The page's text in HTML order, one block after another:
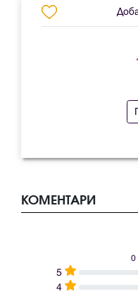
КОМЕНТАРИ
0
5
4